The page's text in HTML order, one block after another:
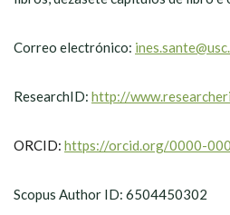
Correo electrónico:
ResearchID: http://
ORCID: https://orcid.org/0000-
Scopus Author ID: 6504450302